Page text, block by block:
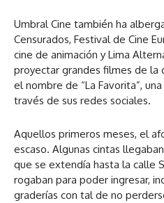
Umbral Cine también ha
Censurados, Festival de Cine
cine de animación y Lima
proyectar grandes filmes de la
el nombre de “La Favorita”,
través de sus redes sociales.
Aquellos primeros meses, el
escaso. Algunas cintas
que se extendía hasta la calle
rogaban para poder ingresar,
graderías con tal de no